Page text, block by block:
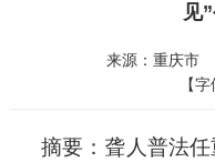
见
来源：重庆市
【字
摘要：聋人普法